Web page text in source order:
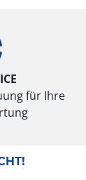
für Ihre